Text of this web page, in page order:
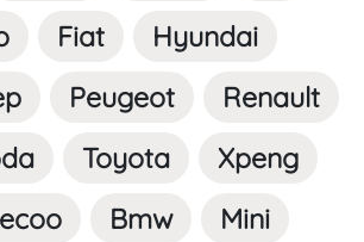
Fiat
Hyundai
Peugeot
Renault
Toyota
Xpeng
Bmw
Mini